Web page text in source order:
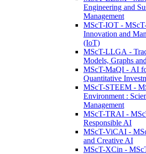
Engineering and
Management
MScT-IOT -
Innovation and
(IoT)
MScT-LLGA -
Models, Graphs
MScT-MaQI - AI
Quantitative
MScT-STEEM -
Environment :
Management
MScT-TRAI -
Responsible AI
MScT-ViCAI -
and Creative AI
MScT-XCin -